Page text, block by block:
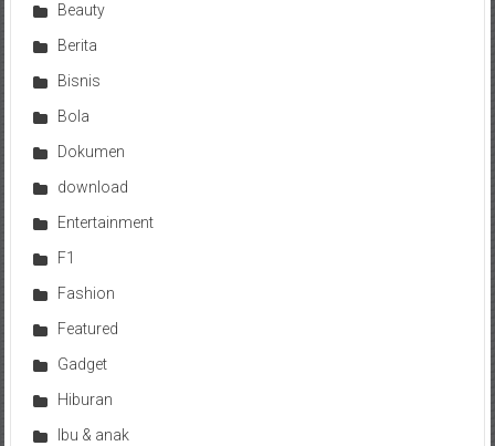
Beauty
Berita
Bisnis
Bola
Dokumen
download
Entertainment
F1
Fashion
Featured
Gadget
Hiburan
Ibu & anak